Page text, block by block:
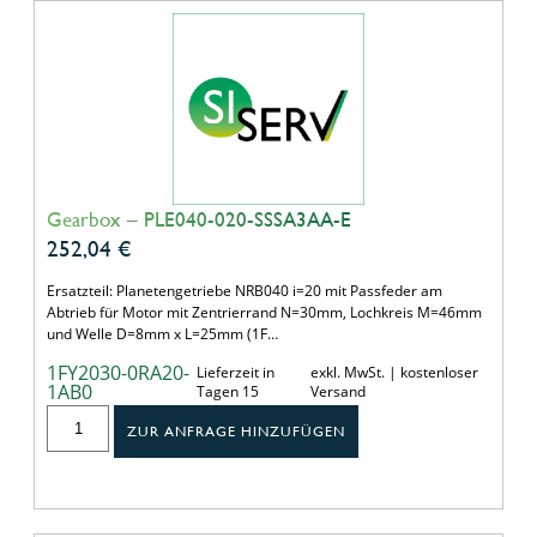
Gearbox – PLE040-020-SSSA3AA-E
252,04 €
Ersatzteil: Planetengetriebe NRB040 i=20 mit Passfeder am
Abtrieb für Motor mit Zentrierrand N=30mm, Lochkreis M=46mm
und Welle D=8mm x L=25mm (1F…
1FY2030-0RA20-
1AB0
Lieferzeit in
Tagen 15
exkl. MwSt. | kostenloser
Versand
ZUR ANFRAGE HINZUFÜGEN